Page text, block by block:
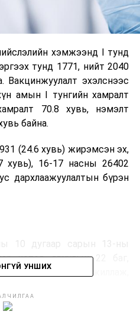
хэмжээнд I тунд
тунд 1771, нийт 2040
Вакцинжуулалт эхэлснээс
амын I тунгийн хамралт
70.8 хувь, нэмэлт
байна.
(24.6 хувь) жирэмсэн эх,
хувь), 16-17 насны 26402
дархлаажуулалтын бүрэн
10 дугаар сарын 13-ны
хотод явуулын 22 баг,
309 эмч, ажилтан ажиллаж,
очиж дархлаажуулалтад
цэгүүд
УНШИХ